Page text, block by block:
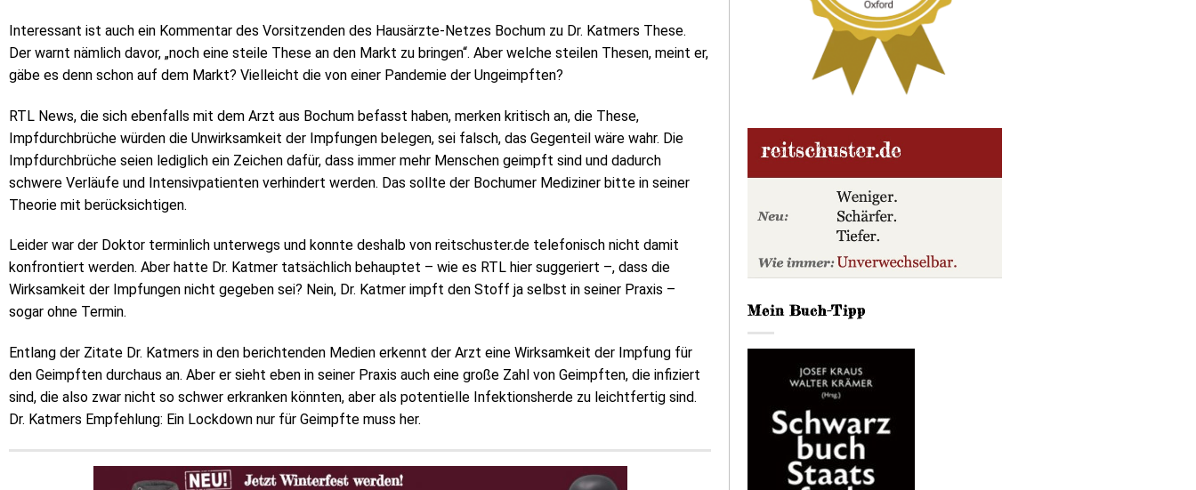
Interessant ist auch ein Kommentar des Vorsitzenden des Hausärzte-Netzes Bochum zu Dr. Katmers These.
Der warnt nämlich davor, „noch eine steile These an den Markt zu bringen“. Aber welche steilen Thesen, meint er,
gäbe es denn schon auf dem Markt? Vielleicht die von einer Pandemie der Ungeimpften?
RTL News, die sich ebenfalls mit dem Arzt aus Bochum befasst haben, merken kritisch an, die These,
Impfdurchbrüche würden die Unwirksamkeit der Impfungen belegen, sei falsch, das Gegenteil wäre wahr. Die
Impfdurchbrüche seien lediglich ein Zeichen dafür, dass immer mehr Menschen geimpft sind und dadurch
schwere Verläufe und Intensivpatienten verhindert werden. Das sollte der Bochumer Mediziner bitte in seiner
Theorie mit berücksichtigen.
Leider war der Doktor terminlich unterwegs und konnte deshalb von reitschuster.de telefonisch nicht damit
konfrontiert werden. Aber hatte Dr. Katmer tatsächlich behauptet – wie es RTL hier suggeriert –, dass die
Wirksamkeit der Impfungen nicht gegeben sei? Nein, Dr. Katmer impft den Stoff ja selbst in seiner Praxis –
sogar ohne Termin.
Entlang der Zitate Dr. Katmers in den berichtenden Medien erkennt der Arzt eine Wirksamkeit der Impfung für
den Geimpften durchaus an. Aber er sieht eben in seiner Praxis auch eine große Zahl von Geimpften, die infiziert
sind, die also zwar nicht so schwer erkranken könnten, aber als potentielle Infektionsherde zu leichtfertig sind.
Dr. Katmers Empfehlung: Ein Lockdown nur für Geimpfte muss her.
Mein Buch-Tipp